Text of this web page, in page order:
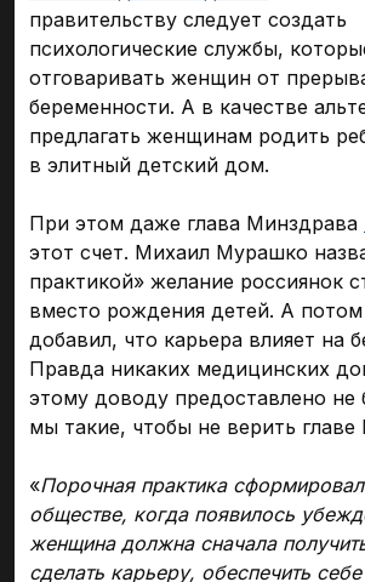
правительству следует создать
психологические службы,
отговаривать женщин от
беременности. А в качестве
предлагать женщинам родить
в элитный детский дом.
При этом даже глава Минздрава
этот счет. Михаил Мурашко
практикой» желание россиянок
вместо рождения детей. А
добавил, что карьера влияет на
Правда никаких медицинских
этому доводу предоставлено не
мы такие, чтобы не верить
«Порочная практика
обществе, когда появилось
женщина должна сначала
сделать карьеру, обеспечить